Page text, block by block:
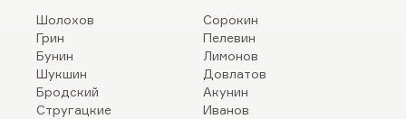
Шолохов
Грин
Бунин
Шукшин
Бродский
Стругацкие
Сорокин
Пелевин
Лимонов
Довлатов
Акунин
Иванов